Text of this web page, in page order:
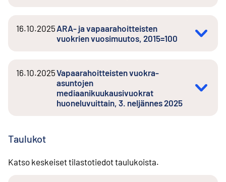
16.10.2025 ARA- ja vapaarahoitteisten
vuokrien vuosimuutos, 2015=100
16.10.2025Vapaarahoitteisten vuokra-
asuntojen
mediaanikuukausivuokrat
huoneluvuittain, 3. neljännes 2025
Taulukot
Katso keskeiset tilastotiedot taulukoista.